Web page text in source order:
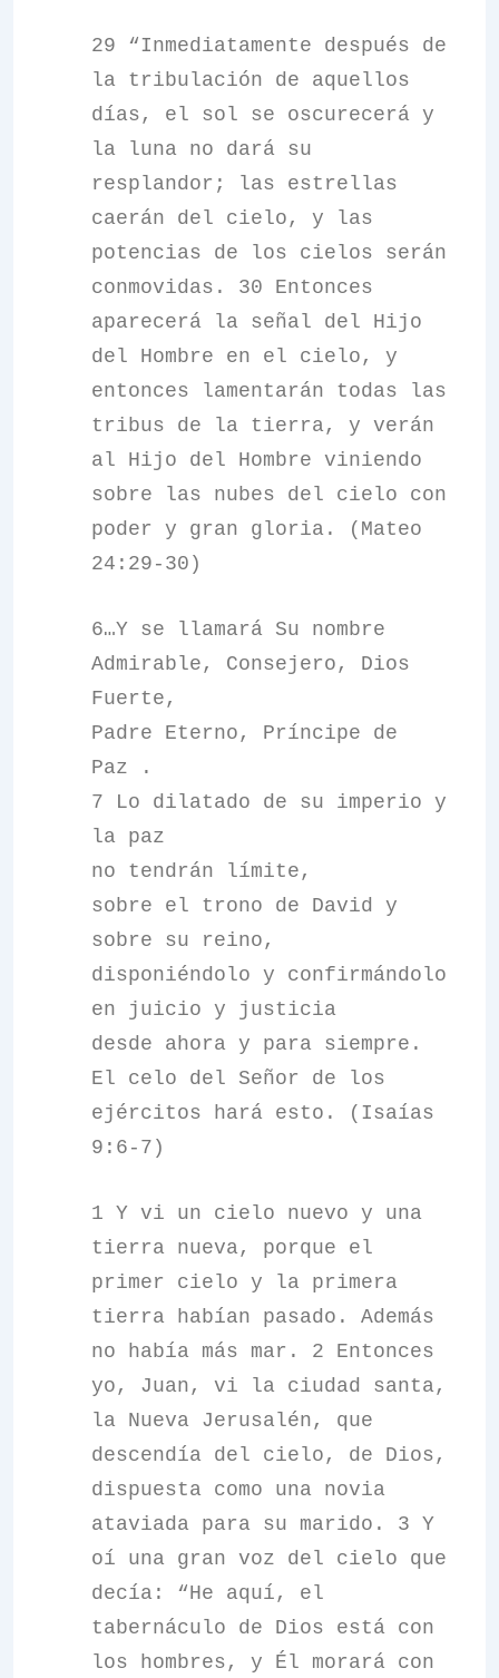
29 “Inmediatamente después de
la tribulación de aquellos
días, el sol se oscurecerá y
la luna no dará su
resplandor; las estrellas
caerán del cielo, y las
potencias de los cielos serán
conmovidas. 30 Entonces
aparecerá la señal del Hijo
del Hombre en el cielo, y
entonces lamentarán todas las
tribus de la tierra, y verán
al Hijo del Hombre viniendo
sobre las nubes del cielo con
poder y gran gloria. (Mateo
24:29-30)
6…Y se llamará Su nombre
Admirable, Consejero, Dios
Fuerte,
Padre Eterno, Príncipe de
Paz .
7 Lo dilatado de su imperio y
la paz
no tendrán límite,
sobre el trono de David y
sobre su reino,
disponiéndolo y confirmándolo
en juicio y justicia
desde ahora y para siempre.
El celo del Señor de los
ejércitos hará esto. (Isaías
9:6-7)
1 Y vi un cielo nuevo y una
tierra nueva, porque el
primer cielo y la primera
tierra habían pasado. Además
no había más mar. 2 Entonces
yo, Juan, vi la ciudad santa,
la Nueva Jerusalén, que
descendía del cielo, de Dios,
dispuesta como una novia
ataviada para su marido. 3 Y
oí una gran voz del cielo que
decía: “He aquí, el
tabernáculo de Dios está con
los hombres, y Él morará con